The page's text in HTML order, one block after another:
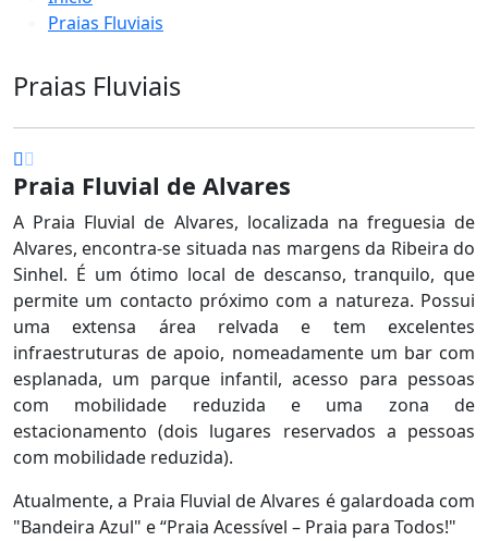
Praias Fluviais
Praias Fluviais
Praia Fluvial de Alvares
A Praia Fluvial de Alvares, localizada na freguesia de
Alvares, encontra-se situada nas margens da Ribeira do
Sinhel. É um ótimo local de descanso, tranquilo, que
permite um contacto próximo com a natureza. Possui
uma extensa área relvada e tem excelentes
infraestruturas de apoio, nomeadamente um bar com
esplanada, um parque infantil, acesso para pessoas
com mobilidade reduzida e uma zona de
estacionamento (dois lugares reservados a pessoas
com mobilidade reduzida).
Atualmente, a Praia Fluvial de Alvares é galardoada com
"Bandeira Azul" e “Praia Acessível – Praia para Todos!"